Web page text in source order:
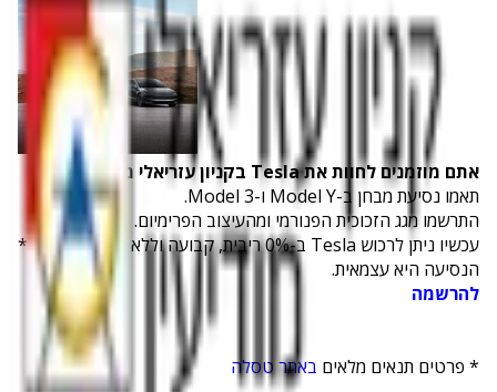
אתם מוזמנים לחוות אתTesla בקניון עזריאלי מודיעין
תאמו נסיעת מבחן ב-Model Y ו-Model 3
.
התרשמו מגג הזכוכית הפנורמי ומהעיצוב הפרימיום.
עכשיו ניתן לרכוש Tesla ב-0% ריבית, קבועה וללא הצמדה למדד.*
הנסיעה היא עצמאית.
להרשמה
* פרטים תנאים מלאים באתר טסלה